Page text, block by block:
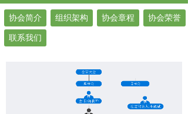
协会简介 组织架构 协会章程 协会荣誉
联系我们